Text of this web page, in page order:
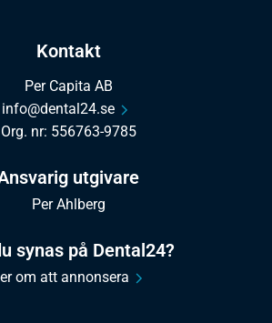
Kontakt
Per Capita AB
info@dental24.se
Org. nr: 556763-9785
utgivare
Per Ahlberg
synas på Dental24?
om att annonsera